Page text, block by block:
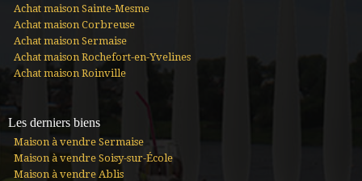
Achat maison Sainte-Mesme
Achat maison Corbreuse
Achat maison Sermaise
Achat maison Rochefort-en-Yvelines
Achat maison Roinville
Les derniers biens
Maison à vendre Sermaise
Maison à vendre Soisy-sur-École
Maison à vendre Ablis